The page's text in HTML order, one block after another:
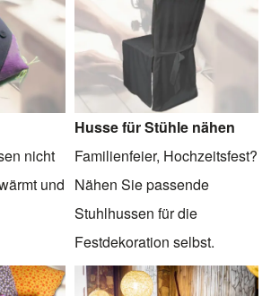
nicht
und
Husse für Stühle nähen
Familienfeier, Hochzeitsfest?
Nähen Sie passende
Stuhlhussen für die
Festdekoration selbst.